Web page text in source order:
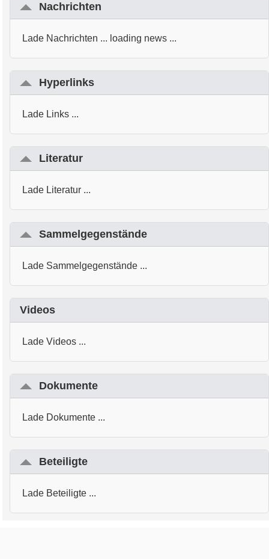
Nachrichten
Lade Nachrichten ... loading news ...
Hyperlinks
Lade Links ...
Literatur
Lade Literatur ...
Sammelgegenstände
Lade Sammelgegenstände ...
Videos
Lade Videos ...
Dokumente
Lade Dokumente ...
Beteiligte
Lade Beteiligte ...